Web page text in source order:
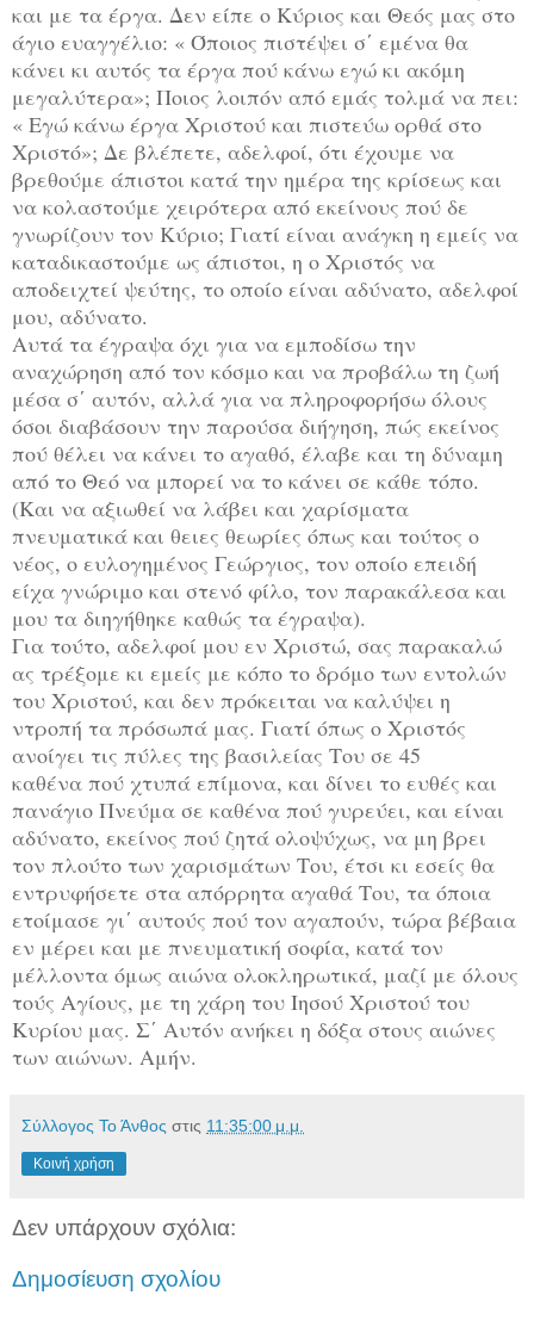
και με τα έργα. Δεν είπε ο Κύριος και Θεός μας στο
άγιο ευαγγέλιο: « Όποιος πιστέψει σ΄ εμένα θα
κάνει κι αυτός τα έργα πού κάνω εγώ κι ακόμη
μεγαλύτερα»; Ποιος λοιπόν από εμάς τολμά να πει:
« Εγώ κάνω έργα Χριστού και πιστεύω ορθά στο
Χριστό»; Δε βλέπετε, αδελφοί, ότι έχουμε να
βρεθούμε άπιστοι κατά την ημέρα της κρίσεως και
να κολαστούμε χειρότερα από εκείνους πού δε
γνωρίζουν τον Κύριο; Γιατί είναι ανάγκη η εμείς να
καταδικαστούμε ως άπιστοι, η ο Χριστός να
αποδειχτεί ψεύτης, το οποίο είναι αδύνατο, αδελφοί
μου, αδύνατο.
Αυτά τα έγραψα όχι για να εμποδίσω την
αναχώρηση από τον κόσμο και να προβάλω τη ζωή
μέσα σ΄ αυτόν, αλλά για να πληροφορήσω όλους
όσοι διαβάσουν την παρούσα διήγηση, πώς εκείνος
πού θέλει να κάνει το αγαθό, έλαβε και τη δύναμη
από το Θεό να μπορεί να το κάνει σε κάθε τόπο.
(Και να αξιωθεί να λάβει και χαρίσματα
πνευματικά και θειες θεωρίες όπως και τούτος ο
νέος, ο ευλογημένος Γεώργιος, τον οποίο επειδή
είχα γνώριμο και στενό φίλο, τον παρακάλεσα και
μου τα διηγήθηκε καθώς τα έγραψα).
Για τούτο, αδελφοί μου εν Χριστώ, σας παρακαλώ
ας τρέξομε κι εμείς με κόπο το δρόμο των εντολών
του Χριστού, και δεν πρόκειται να καλύψει η
ντροπή τα πρόσωπά μας. Γιατί όπως ο Χριστός
ανοίγει τις πύλες της βασιλείας Του σε 45
καθένα πού χτυπά επίμονα, και δίνει το ευθές και
πανάγιο Πνεύμα σε καθένα πού γυρεύει, και είναι
αδύνατο, εκείνος πού ζητά ολοψύχως, να μη βρει
τον πλούτο των χαρισμάτων Του, έτσι κι εσείς θα
εντρυφήσετε στα απόρρητα αγαθά Του, τα όποια
ετοίμασε γι΄ αυτούς πού τον αγαπούν, τώρα βέβαια
εν μέρει και με πνευματική σοφία, κατά τον
μέλλοντα όμως αιώνα ολοκληρωτικά, μαζί με όλους
τούς Αγίους, με τη χάρη του Ιησού Χριστού του
Κυρίου μας. Σ΄ Αυτόν ανήκει η δόξα στους αιώνες
των αιώνων. Αμήν.
Σύλλογος Το Άνθος στις 11:35:00 μ.μ.
Κοινή χρήση
Δεν υπάρχουν σχόλια:
Δημοσίευση σχολίου